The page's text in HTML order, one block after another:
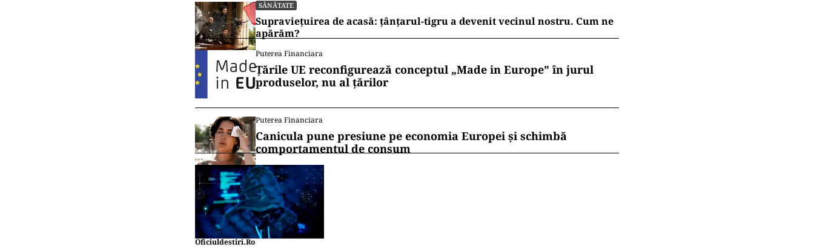
SĂNĂTATE
Supraviețuirea de acasă: țânțarul-tigru a devenit vecinul nostru. Cum ne
apărăm?
Puterea Financiara
Țările UE reconfigurează conceptul „Made in Europe” în jurul
produselor, nu al țărilor
Puterea Financiara
Canicula pune presiune pe economia Europei și schimbă
comportamentul de consum
Oficiuldestiri.ro